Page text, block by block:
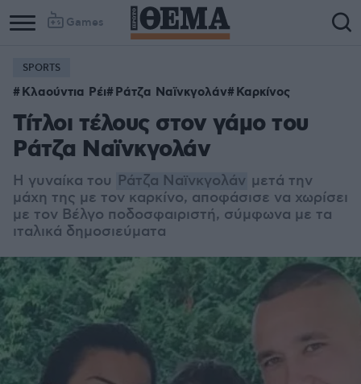
Games
SPORTS
Κλαούντια Ρέι Ράτζα Ναϊνκγολάν Καρκίνος
Τίτλοι τέλους στον γάμο του
Ράτζα Ναϊνκγολάν
Η γυναίκα του Ράτζα Ναϊνκγολάν μετά την
μάχη της με τον καρκίνο, αποφάσισε να χωρίσει
με τον Βέλγο ποδοσφαιριστή, σύμφωνα με τα
ιταλικά δημοσιεύματα